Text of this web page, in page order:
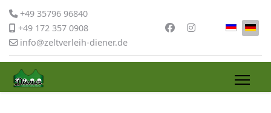
+49 35796 96840
+49 172 357 0908
info@zeltverleih-diener.de
Sprache